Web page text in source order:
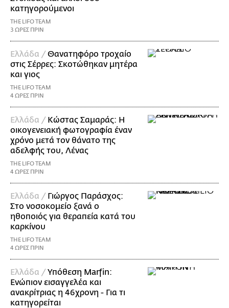
κατηγορούμενοι
THE LIFO TEAM
3 ΩΡΕΣ ΠΡΙΝ
Ελλάδα /Θανατηφόρο τροχαίο
στις Σέρρες: Σκοτώθηκαν μητέρα
και γιος
THE LIFO TEAM
4 ΩΡΕΣ ΠΡΙΝ
Ελλάδα / Κώστας Σαμαράς: Η
οικογενειακή φωτογραφία έναν
χρόνο μετά τον θάνατο της
αδελφής του, Λένας
THE LIFO TEAM
4 ΩΡΕΣ ΠΡΙΝ
Ελλάδα / Γιώργος Παράσχος:
Στο νοσοκομείο ξανά ο
ηθοποιός για θεραπεία κατά του
καρκίνου
THE LIFO TEAM
4 ΩΡΕΣ ΠΡΙΝ
Ελλάδα /Υπόθεση Marfin:
Ενώπιον εισαγγελέα και
ανακρίτριας η 46χρονη - Για τι
κατηγορείται